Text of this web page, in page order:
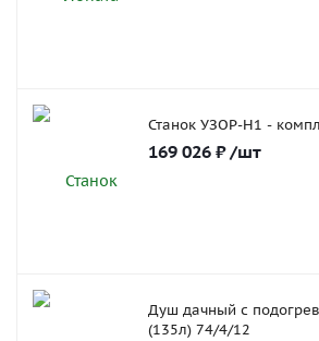
Станок УЗОР-Н1 -
169 026 ₽ /шт
Душ дачный с
(135л) 74/4/12